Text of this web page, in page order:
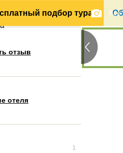
подбор тура
отзыв
отеля
1
Все